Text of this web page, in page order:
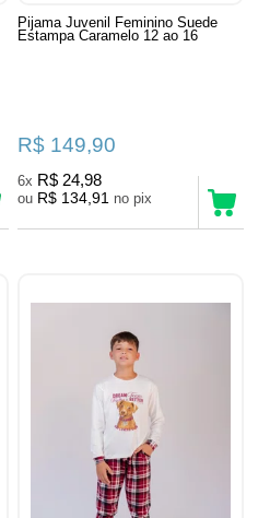
Pijama Juvenil Feminino Suede
Estampa Caramelo 12 ao 16
R$ 149,90
6x R$ 24,98
ou R$ 134,91 no pix